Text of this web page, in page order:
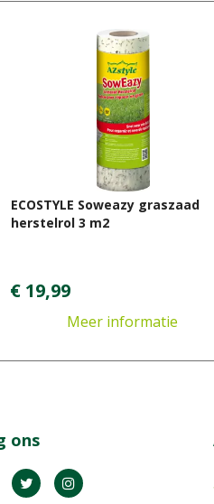
ECOSTYLE Soweazy graszaad
herstelrol 3 m2
€ 19,99
Meer informatie
ons